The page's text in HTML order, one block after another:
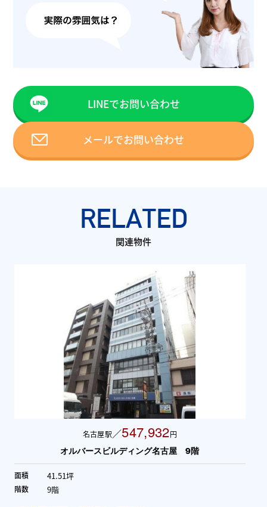
LINEでお問い合わせ
メールでお問い合わせ
RELATED
関連物件
名古屋駅／547,932円
オルバースビルディング名古屋 9階
面積 41.51坪
階数